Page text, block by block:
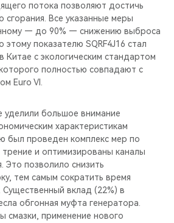
потока позволяют достичь
сгорания. Все указанные меры
— до 90% — снижению выброса
показателю SQRF4J16 стал
Китае с экологическим стандартом
полностью совпадают с
Euro VI.
уделили большое внимание
характеристикам
был проведен комплекс мер по
и оптимизированы каналы
Это позволило снизить
тем самым сократить время
Существенный вклад (22%) в
обгонная муфта генератора.
смазки, применение нового